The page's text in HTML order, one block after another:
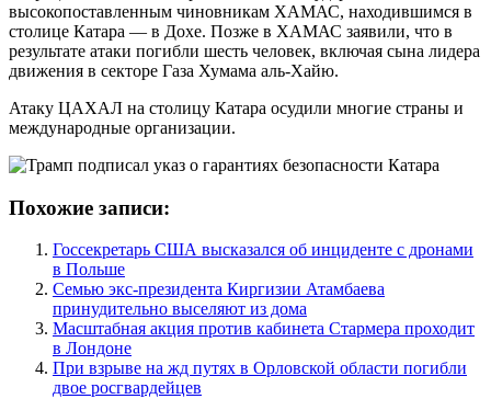
высокопоставленным чиновникам ХАМАС, находившимся в
столице Катара — в Дохе. Позже в ХАМАС заявили, что в
результате атаки погибли шесть человек, включая сына лидера
движения в секторе Газа Хумама аль-Хайю.
Атаку ЦАХАЛ на столицу Катара осудили многие страны и
международные организации.
Похожие записи:
Госсекретарь США высказался об инциденте с дронами
в Польше
Семью экс-президента Киргизии Атамбаева
принудительно выселяют из дома
Масштабная акция против кабинета Стармера проходит
в Лондоне
При взрыве на жд путях в Орловской области погибли
двое росгвардейцев